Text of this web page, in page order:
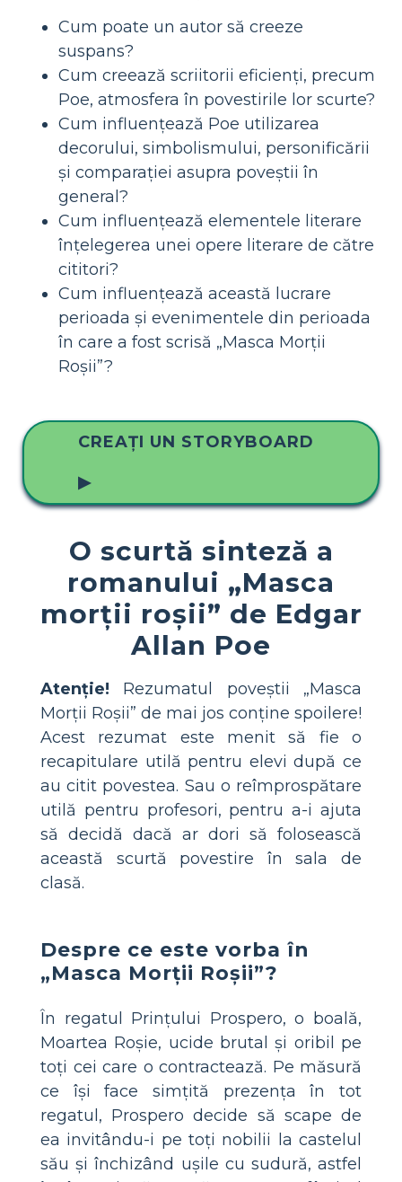
Cum poate un autor să creeze
suspans?
Cum creează scriitorii eficienți, precum
Poe, atmosfera în povestirile lor scurte?
Cum influențează Poe utilizarea
decorului, simbolismului, personificării
și comparației asupra poveștii în
general?
Cum influențează elementele literare
înțelegerea unei opere literare de către
cititori?
Cum influențează această lucrare
perioada și evenimentele din perioada
în care a fost scrisă „Masca Morții
Roșii”?
CREAȚI UN STORYBOARD
▶
O scurtă sinteză a
romanului „Masca
morții roșii” de Edgar
Allan Poe
Atenție! Rezumatul poveștii „Masca
Morții Roșii” de mai jos conține spoilere!
Acest rezumat este menit să fie o
recapitulare utilă pentru elevi după ce
au citit povestea. Sau o reîmprospătare
utilă pentru profesori, pentru a-i ajuta
să decidă dacă ar dori să folosească
această scurtă povestire în sala de
clasă.
Despre ce este vorba în
„Masca Morții Roșii”?
În regatul Prințului Prospero, o boală,
Moartea Roșie, ucide brutal și oribil pe
toți cei care o contractează. Pe măsură
ce își face simțită prezența în tot
regatul, Prospero decide să scape de
ea invitându-i pe toți nobilii la castelul
său și închizând ușile cu sudură, astfel